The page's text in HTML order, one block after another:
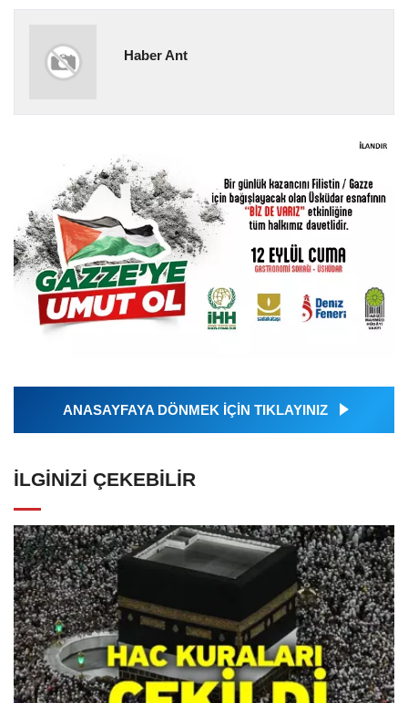
Haber Ant
ANASAYFAYA DÖNMEK İÇİN TIKLAYINIZ
İLGINIZI ÇEKEBILIR